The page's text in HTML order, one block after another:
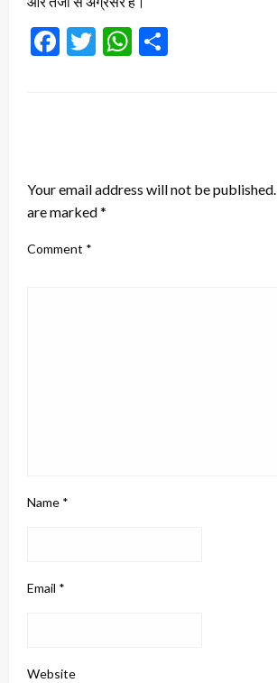
Facebook
TwitterWhatsApp
Your email address will not be published.
are marked*
Comment *
Name *
Email *
Website